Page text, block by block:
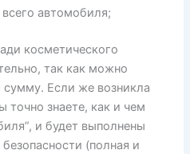
автомобиля;
косметического
так как можно
сумму. Если же возникла
точно знаете, как и чем
и будет выполнены
(полная и